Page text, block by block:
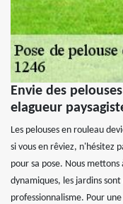
Envie des
elagueur
Les pelouses en rouleau
si vous en rêviez, n'hésitez
pour sa pose. Nous
dynamiques, les jardins
professionnalisme. Pour